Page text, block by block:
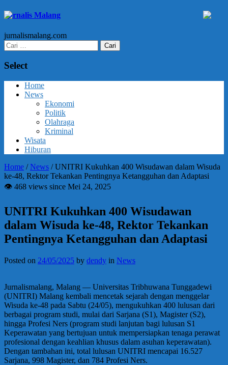
Jurnalis Malang
jurnalismalang.com
Cari
untuk:
Select
Home
News
Ekonomi
Politik
Olahraga
Kriminal
Wisata
Hiburan
Home /News /UNITRI Kukuhkan 400 Wisudawan dalam Wisuda
ke-48, Rektor Tekankan Pentingnya Ketangguhan dan Adaptasi
👁 468 views since Mei 24, 2025
UNITRI Kukuhkan 400 Wisudawan
dalam Wisuda ke-48, Rektor Tekankan
Pentingnya Ketangguhan dan Adaptasi
Posted on 24/05/2025 by dendy in News
Jurnalismalang, Malang — Universitas Tribhuwana Tunggadewi
(UNITRI) Malang kembali mencetak sejarah dengan menggelar
Wisuda ke-48 pada Sabtu (24/05), mengukuhkan 400 lulusan dari
berbagai program studi, mulai dari Sarjana (S1), Magister (S2),
hingga Profesi Ners (program studi lanjutan bagi lulusan S1
Keperawatan yang bertujuan untuk mempersiapkan tenaga perawat
profesional dengan keahlian khusus dalam asuhan keperawatan).
Dengan tambahan ini, total lulusan UNITRI mencapai 16.527
Sarjana, 998 Magister, dan 784 Profesi Ners.